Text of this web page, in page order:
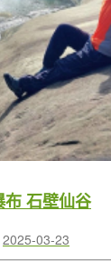
石壁仙谷
2025-03-23